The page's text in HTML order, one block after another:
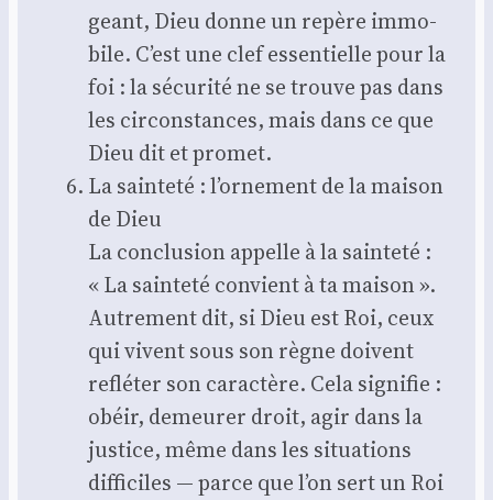
geant, Dieu donne un repère immo­
bile. C’est une clef essen­tielle pour la
foi : la sécu­ri­té ne se trouve pas dans
les cir­cons­tances, mais dans ce que
Dieu dit et pro­met.
La sain­te­té : l’ornement de la mai­son
de Dieu
La conclu­sion appelle à la sain­te­té :
« La sain­te­té convient à ta mai­son ».
Autre­ment dit, si Dieu est Roi, ceux
qui vivent sous son règne doivent
reflé­ter son carac­tère. Cela signi­fie :
obéir, demeu­rer droit, agir dans la
jus­tice, même dans les situa­tions
dif­fi­ciles — parce que l’on sert un Roi